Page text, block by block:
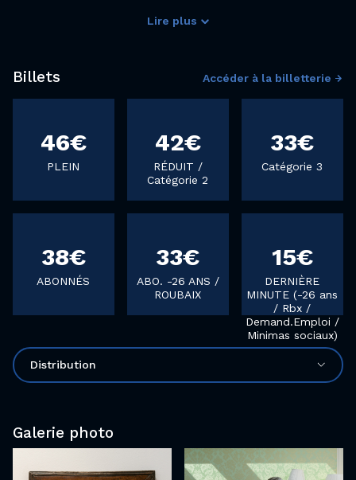
Lire plus
Billets Accéder à la billetterie
46€
PLEIN
42€
RÉDUIT /
Catégorie 2
33€
Catégorie 3
38€
ABONNÉS
33€
ABO. -26 ANS /
ROUBAIX
15€
DERNIÈRE
MINUTE (-26 ans
/ Rbx /
Demand.Emploi /
Minimas sociaux)
Distribution
Galerie photo